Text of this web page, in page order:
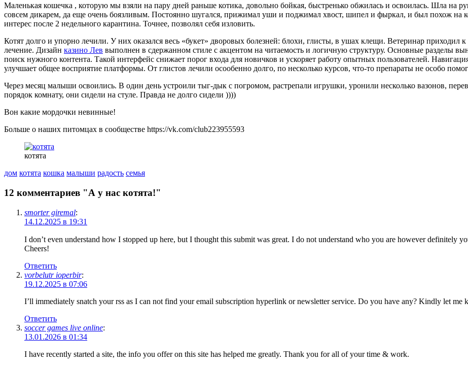
Маленькая кошечка , которую мы взяли на пару дней раньше котика, довольно бойкая, быстренько обжилась и освоилась. Шла на
совсем дикарем, да еще очень боязливым. Постоянно шугался, прижимал уши и поджимал хвост, шипел и фыркал, и был похож на
интерес после 2 недельного карантина. Точнее, позволял себя изловить.
Котят долго и упорно лечили. У них оказался весь «букет» дворовых болезней: блохи, глисты, в ушах клещи. Ветеринар приходил
лечение. Дизайн казино Лев выполнен в сдержанном стиле с акцентом на читаемость и логичную структуру. Основные разделы
поиск нужного контента. Такой интерфейс снижает порог входа для новичков и ускоряет работу опытных пользователей.
улучшает общее восприятие платформы. От глистов лечили осообенно долго, по несколько курсов, что-то препараты не особо
Через месяц малыши освоились. В один день устроили тыг-дык с погромом, растрепали игрушки, уронили несколько вазонов,
порядок комнату, они сидели на стуле. Правда не долго сидели ))))
Вон какие мордочки невинные!
Больше о наших питомцах в сообществе https://vk.com/club223955593
котята
дом котята кошка малыши радость семья
12 комментариев "А у нас котята!"
smorter giremal:
14.12.2025 в 19:31
I don’t even understand how I stopped up here, but I thought this submit was great. I do not understand who you are however definitely
Cheers!
Ответить
vorbelutr ioperbir:
19.12.2025 в 07:06
I’ll immediately snatch your rss as I can not find your email subscription hyperlink or newsletter service. Do you have any? Kindly let me
Ответить
soccer games live online:
13.01.2026 в 01:34
I have recently started a site, the info you offer on this site has helped me greatly. Thank you for all of your time & work.